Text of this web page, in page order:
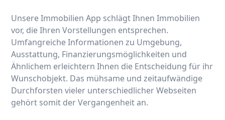
Unsere Immobilien App schlägt Ihnen Immobilien
vor, die Ihren Vorstellungen entsprechen.
Umfangreiche Informationen zu Umgebung,
Ausstattung, Finanzierungsmöglichkeiten und
Ähnlichem erleichtern Ihnen die Entscheidung für ihr
Wunschobjekt. Das mühsame und zeitaufwändige
Durchforsten vieler unterschiedlicher Webseiten
gehört somit der Vergangenheit an.